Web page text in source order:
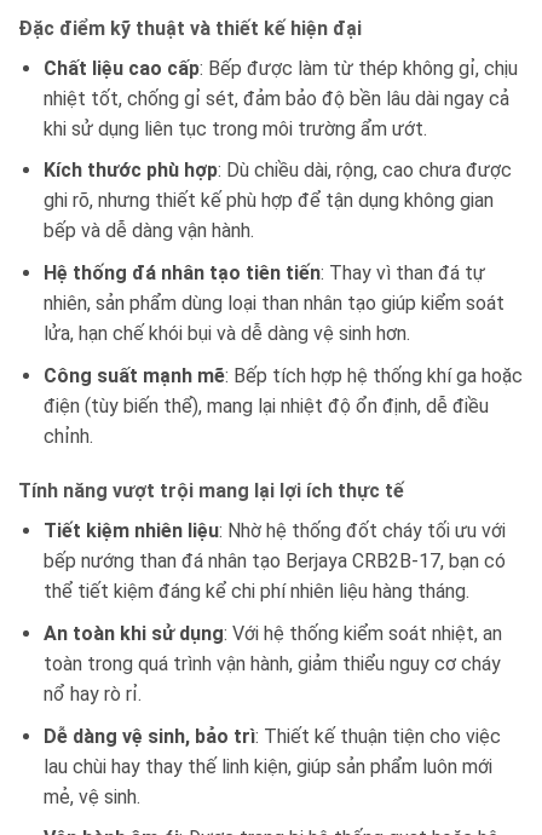
Đặc điểm kỹ thuật và thiết kế hiện đại
Chất liệu cao cấp: Bếp được làm từ thép không gỉ, chịu
nhiệt tốt, chống gỉ sét, đảm bảo độ bền lâu dài ngay cả
khi sử dụng liên tục trong môi trường ẩm ướt.
Kích thước phù hợp: Dù chiều dài, rộng, cao chưa được
ghi rõ, nhưng thiết kế phù hợp để tận dụng không gian
bếp và dễ dàng vận hành.
Hệ thống đá nhân tạo tiên tiến: Thay vì than đá tự
nhiên, sản phẩm dùng loại than nhân tạo giúp kiểm soát
lửa, hạn chế khói bụi và dễ dàng vệ sinh hơn.
Công suất mạnh mẽ: Bếp tích hợp hệ thống khí ga hoặc
điện (tùy biến thể), mang lại nhiệt độ ổn định, dễ điều
chỉnh.
Tính năng vượt trội mang lại lợi ích thực tế
Tiết kiệm nhiên liệu: Nhờ hệ thống đốt cháy tối ưu với
bếp nướng than đá nhân tạo Berjaya CRB2B-17, bạn có
thể tiết kiệm đáng kể chi phí nhiên liệu hàng tháng.
An toàn khi sử dụng: Với hệ thống kiểm soát nhiệt, an
toàn trong quá trình vận hành, giảm thiểu nguy cơ cháy
nổ hay rò rỉ.
Dễ dàng vệ sinh, bảo trì: Thiết kế thuận tiện cho việc
lau chùi hay thay thế linh kiện, giúp sản phẩm luôn mới
mẻ, vệ sinh.